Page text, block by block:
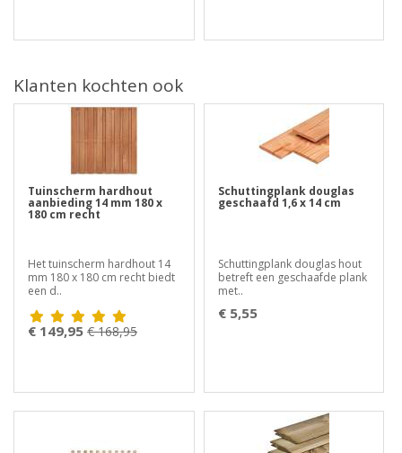
Klanten kochten ook
Tuinscherm hardhout
aanbieding 14 mm 180 x
180 cm recht
Het tuinscherm hardhout 14
mm 180 x 180 cm recht biedt
een d..
€ 149,95 € 168,95
Schuttingplank douglas
geschaafd 1,6 x 14 cm
Schuttingplank douglas hout
betreft een geschaafde plank
met..
€ 5,55